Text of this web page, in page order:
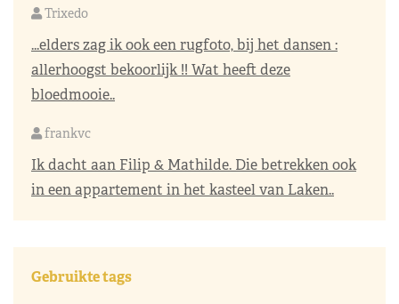
Trixedo
...elders zag ik ook een rugfoto, bij het dansen :
allerhoogst bekoorlijk !! Wat heeft deze
bloedmooie..
frankvc
Ik dacht aan Filip & Mathilde. Die betrekken ook
in een appartement in het kasteel van Laken..
Gebruikte tags